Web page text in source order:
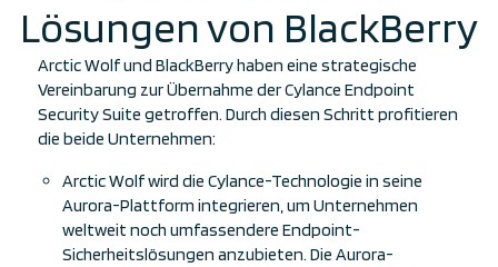
Lösungen von BlackBerry
Arctic Wolf und BlackBerry haben eine strategische
Vereinbarung zur Übernahme der Cylance Endpoint
Security Suite getroffen. Durch diesen Schritt profitieren
die beide Unternehmen:
Arctic Wolf wird die Cylance-Technologie in seine
Aurora-Plattform integrieren, um Unternehmen
weltweit noch umfassendere Endpoint-
Sicherheitslösungen anzubieten. Die Aurora-